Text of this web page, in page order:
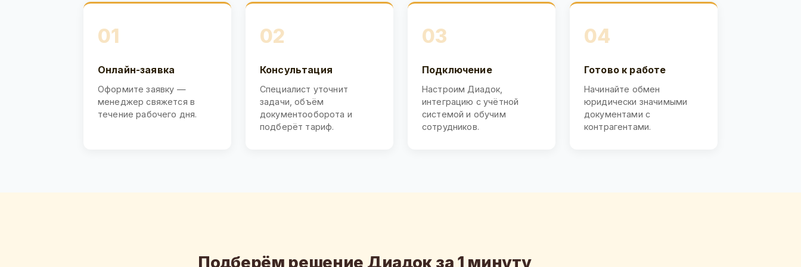
01
Онлайн-заявка
Оформите заявку —
менеджер свяжется в
течение рабочего дня.
02
Консультация
Специалист уточнит
задачи, объём
документооборота и
подберёт тариф.
03
Подключение
Настроим Диадок,
интеграцию с учётной
системой и обучим
сотрудников.
04
Готово к работе
Начинайте обмен
юридически значимыми
документами с
контрагентами.
Подберём решение Диадок за 1 минуту